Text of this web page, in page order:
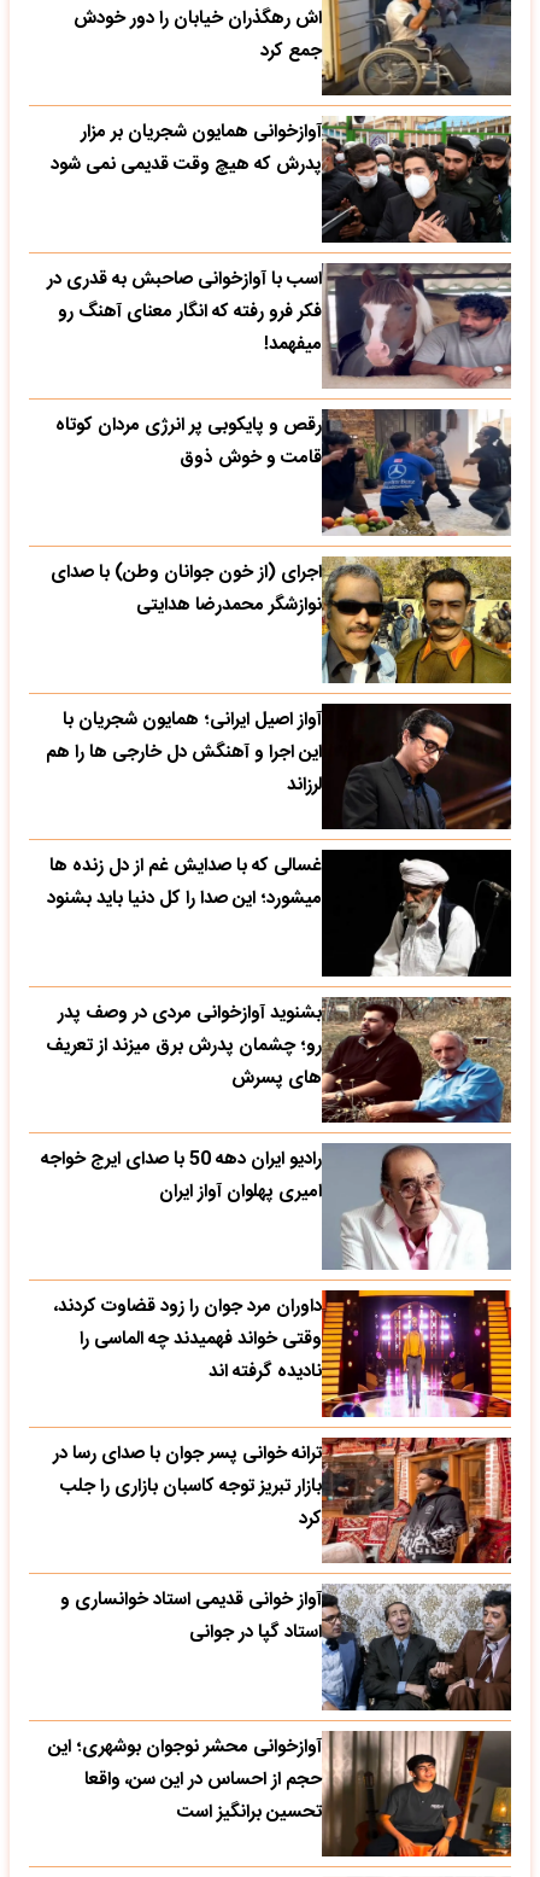
اش رهگذران خیابان را دور خودش
جمع کرد
آوازخوانی همایون شجریان بر مزار
پدرش که هیچ وقت قدیمی نمی شود
اسب با آوازخوانی صاحبش به قدری در
فکر فرو رفته که انگار معنای آهنگ رو
میفهمد!
رقص و پایکوبی پر انرژی مردان کوتاه
قامت و خوش ذوق
اجرای (از خون جوانان وطن) با صدای
نوازشگر محمدرضا هدایتی
آواز اصیل ایرانی؛ همایون شجریان با
این اجرا و آهنگش دل خارجی ها را هم
لرزاند
غسالی که با صدایش غم از دل زنده ها
میشورد؛ این صدا را کل دنیا باید بشنود
بشنوید آوازخوانی مردی در وصف پدر
رو؛ چشمان پدرش برق میزند از تعریف
های پسرش
رادیو ایران دهه 50 با صدای ایرج خواجه
امیری پهلوان آواز ایران
داوران مرد جوان را زود قضاوت کردند،
وقتی خواند فهمیدند چه الماسی را
نادیده گرفته اند
ترانه خوانی پسر جوان با صدای رسا در
بازار تبریز توجه کاسبان بازاری را جلب
کرد
آواز خوانی قدیمی استاد خوانساری و
استاد گپا در جوانی
آوازخوانی محشر نوجوان بوشهری؛ این
حجم از احساس در این سن، واقعا
تحسین‌ برانگیز است